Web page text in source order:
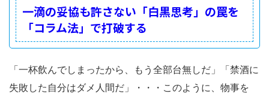
一滴の妥協も許さない「白黒思考」の罠を
「コラム法」で打破する
「一杯飲んでしまったから、もう全部台無しだ」「禁酒に
失敗した自分はダメ人間だ」・・・このように、物事を